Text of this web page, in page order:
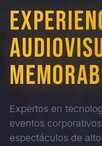
Expertos en
eventos
espectáculos de